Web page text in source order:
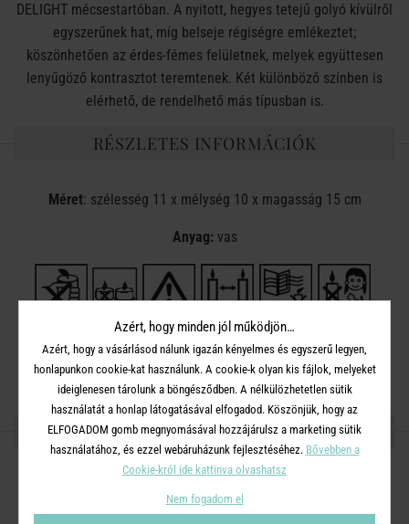
DELIGHT mécsestartóban. A nyitott, hegyes tetejű golyó kívülről
egyszerűnek hat, míg belseje régiségre emlékeztet;
köszönhetően az érdes-fémes felületnek, melyek együttesen
lenyűgöző kontrasztot teremtenek. Két különböző színben is
elérhető, de rendelhető más típusban is.
RÉSZLETES INFORMÁCIÓK
Méret: szélesség 11 x mélység 10 x magasság 15 cm
Anyag: vas
OSZD MEG MÁSOKKAL!
Azért, hogy minden jól működjön…
Azért, hogy a vásárlásod nálunk igazán kényelmes és egyszerű legyen,
honlapunkon cookie-kat használunk. A cookie-k olyan kis fájlok, melyeket
ideiglenesen tárolunk a böngésződben. A nélkülözhetetlen sütik
használatát a honlap látogatásával elfogadod. Köszönjük, hogy az
ELFOGADOM gomb megnyomásával hozzájárulsz a marketing sütik
használatához, és ezzel webáruházunk fejlesztéséhez. Bővebben a
Cookie-król ide kattinva olvashatsz
Nem fogadom el